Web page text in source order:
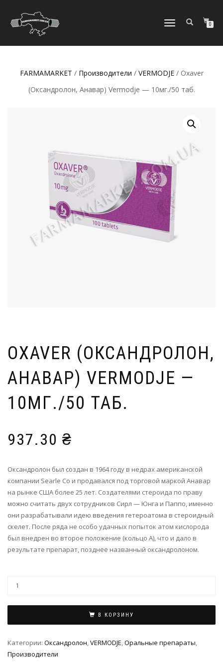
ПЕРЕКЛЮЧИТЬ
0
FARMAMARKET / Производители / VERMODJE/ Oxaver
(Оксандролон, Анавар) Vermodje — 10мг./50 таб.
OXAVER (ОКСАНДРОЛОН,
АНАВАР) VERMODJE —
10МГ./50 ТАБ.
937.30 ₴
Оксандролон был создан в 1964 году в недрах американской
компании Searle Со и продавался под торговой маркой Анавар
на рынке США более 25 лет. Создателями стероида по праву
можно считать двух сотрудников Сирл — Юнга и Паппо, именно
они разрабатывали идею введения гетероатома в стероидный
скелет. После ряда не особо удачных попыток атом кислорода
был внедрен во второе положение (кольцо А), что и дало в
результате препарат, позднее названный оксандролоном.
В КОРЗИНУ
Категории: Оксандролон,VERMODJE,Оральные препараты,
Производители